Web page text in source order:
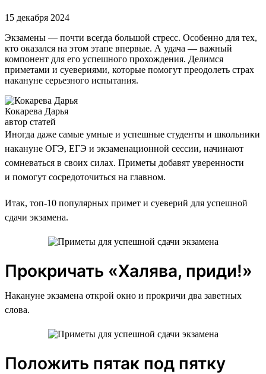
15 декабря 2024
Экзамены — почти всегда большой стресс. Особенно для тех,
кто оказался на этом этапе впервые. А удача — важный
компонент для его успешного прохождения. Делимся
приметами и суевериями, которые помогут преодолеть страх
накануне серьезного испытания.
Кокарева Дарья
автор статей
Иногда даже самые умные и успешные студенты и школьники
накануне ОГЭ, ЕГЭ и экзаменационной сессии, начинают
сомневаться в своих силах. Приметы добавят уверенности
и помогут сосредоточиться на главном.
Итак, топ-10 популярных примет и суеверий для успешной
сдачи экзамена.
Прокричать «Халява, приди!»
Накануне экзамена открой окно и прокричи два заветных
слова.
Положить пятак под пятку